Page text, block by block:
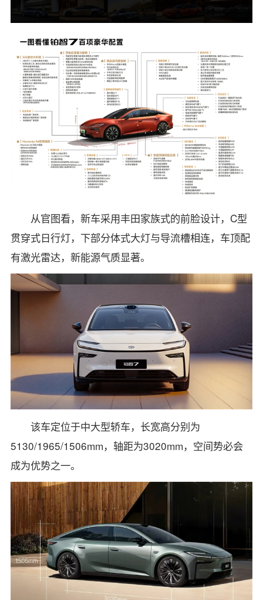
从官图看，新车采用丰田家族式的前脸设计，C型
贯穿式日行灯，下部分体式大灯与导流槽相连，车顶配
有激光雷达，新能源气质显著。
该车定位于中大型轿车，长宽高分别为
5130/1965/1506mm，轴距为3020mm，空间势必会
成为优势之一。